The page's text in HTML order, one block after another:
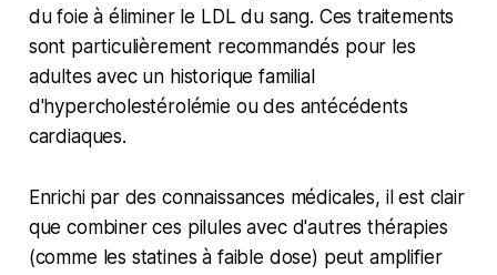
du foie à éliminer le LDL du sang. Ces traitements
sont particulièrement recommandés pour les
adultes avec un historique familial
d'hypercholestérolémie ou des antécédents
cardiaques.
Enrichi par des connaissances médicales, il est clair
que combiner ces pilules avec d'autres thérapies
(comme les statines à faible dose) peut amplifier